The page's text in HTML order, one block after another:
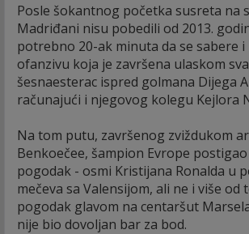
Posle šokantnog početka susreta na
Madriđani nisu pobedili od 2013.
potrebno 20-ak minuta da se sabere i
ofanzivu koja je završena ulaskom
šesnaesterac ispred golmana Dijega
računajući i njegovog kolegu Kejlora
Na tom putu, završenog zviždukom
Benkoečee, šampion Evrope
pogodak - osmi Kristijana Ronalda u
mečeva sa Valensijom, ali ne i više od
pogodak glavom na centaršut
nije bio dovoljan bar za bod.